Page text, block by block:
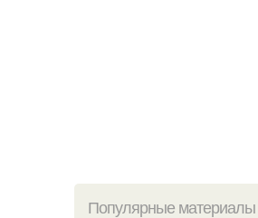
Популярные материалы